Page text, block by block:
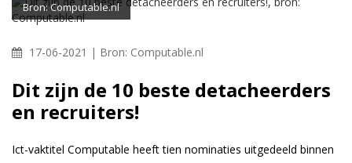
Bron: Computable.nl
17-06-2021 | Bron: Computable.nl
Dit zijn de 10 beste detacheerders
en recruiters!
Ict-vaktitel Computable heeft tien nominaties uitgedeeld binnen